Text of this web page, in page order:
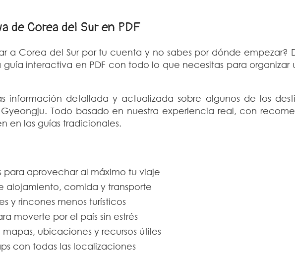
Corea del Sur en PDF
a Corea del Sur por tu cuenta y no sabes por dónde empezar?
guía interactiva en PDF con todo lo que necesitas para
información detallada y actualizada sobre algunos de los
Todo basado en nuestra experiencia real, con
en las guías tradicionales.
para aprovechar al máximo tu viaje
alojamiento, comida y transporte
y rincones menos turísticos
moverte por el país sin estrés
ubicaciones y recursos útiles
con todas las localizaciones